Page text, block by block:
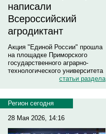
написали
Всероссийский
агродиктант
Акция "Единой России" прошла
на площадке Приморского
государственного аграрно-
технологического университета
статьи раздела
Регион сегодня
28 Мая 2026, 14:16